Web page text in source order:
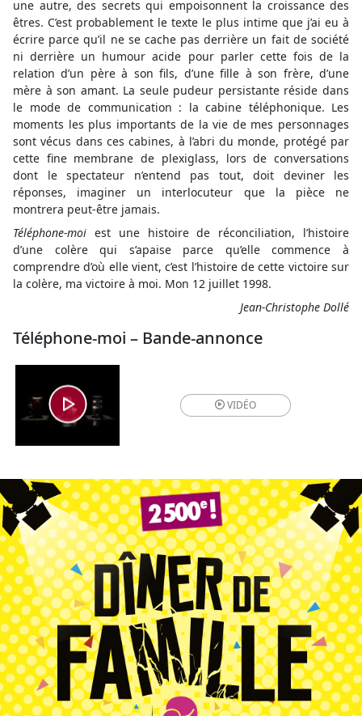
une autre, des secrets qui empoisonnent la croissance des
êtres. C’est probablement le texte le plus intime que j’ai eu à
écrire parce qu’il ne se cache pas derrière un fait de société
ni derrière un humour acide pour parler cette fois de la
relation d’un père à son fils, d’une fille à son frère, d’une
mère à son amant. La seule pudeur persistante réside dans
le mode de communication : la cabine téléphonique. Les
moments les plus importants de la vie de mes personnages
sont vécus dans ces cabines, à l’abri du monde, protégé par
cette fine membrane de plexiglass, lors de conversations
dont le spectateur n’entend pas tout, doit deviner les
réponses, imaginer un interlocuteur que la pièce ne
montrera peut-être jamais.
Téléphone-moi est une histoire de réconciliation, l’histoire
d’une colère qui s’apaise parce qu’elle commence à
comprendre d’où elle vient, c’est l’histoire de cette victoire sur
la colère, ma victoire à moi. Mon 12 juillet 1998.
Jean-Christophe Dollé
Téléphone-moi – Bande-annonce
VIDÉO